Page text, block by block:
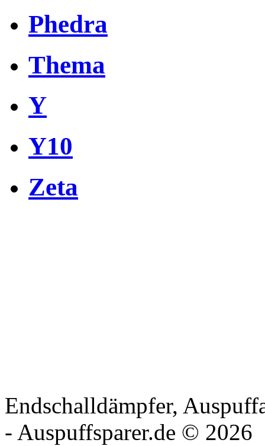
Phedra
Thema
Y
Y10
Zeta
Endschalldämpfer,
- Auspuffsparer.de © 2026